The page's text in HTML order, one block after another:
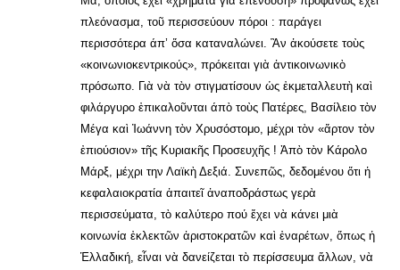
πλεόνασμα, τοῦ περισσεύουν πόροι : παράγει
περισσότερα άπ’ ὅσα καταναλώνει. Ἂν ἀκούσετε τοὺς
«κοινωνιοκεντρικούς», πρόκειται γιὰ ἀντικοινωνικὸ
πρόσωπο. Γιὰ νὰ τὸν στιγματίσουν ὡς ἐκμεταλλευτὴ καὶ
φιλάργυρο ἐπικαλοῦνται άπὸ τοὺς Πατέρες, Βασίλειο τὸν
Μέγα καὶ Ἰωάννη τὸν Χρυσόστομο, μέχρι τὸν «ἄρτον τὸν
ἐπιούσιον» τῆς Κυριακῆς Προσευχῆς ! Ἀπὸ τὸν Κάρολο
Μάρξ, μέχρι την Λαϊκὴ Δεξιά. Συνεπῶς, δεδομένου ὅτι ἡ
κεφαλαιοκρατία ἀπαιτεῖ ἀναποδράστως γερὰ
περισσεύματα, τὸ καλύτερο πού ἔχει νὰ κάνει μιὰ
κοινωνία ἐκλεκτῶν ἀριστοκρατῶν καὶ ἐναρέτων, ὅπως ἡ
Ἑλλαδική, εἶναι νὰ δανείζεται τὸ περίσσευμα ἄλλων, νὰ